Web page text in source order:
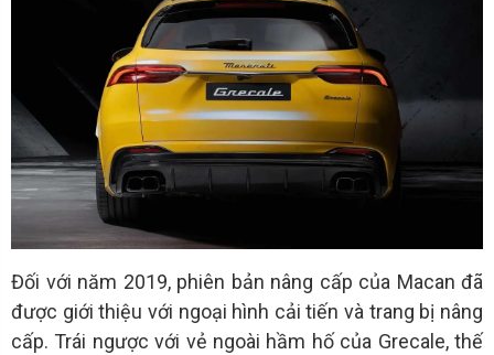
Đối với năm 2019, phiên bản nâng cấp của Macan đã
được giới thiệu với ngoại hình cải tiến và trang bị nâng
cấp. Trái ngược với vẻ ngoài hầm hố của Grecale, thế